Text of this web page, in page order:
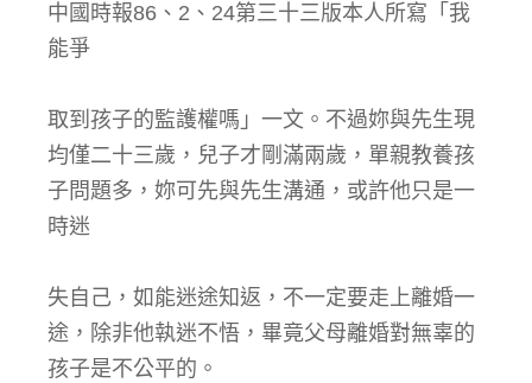
中國時報86、2、24第三十三版本人所寫「我
能爭
取到孩子的監護權嗎」一文。不過妳與先生現
均僅二十三歲，兒子才剛滿兩歲，單親教養孩
子問題多，妳可先與先生溝通，或許他只是一
時迷
失自己，如能迷途知返，不一定要走上離婚一
途，除非他執迷不悟，畢竟父母離婚對無辜的
孩子是不公平的。